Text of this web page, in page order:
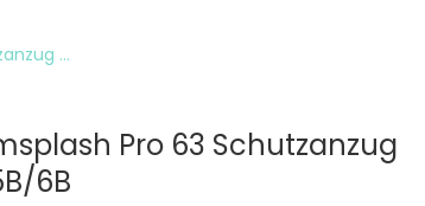
...
Pro 63 Schutzanzug
6B